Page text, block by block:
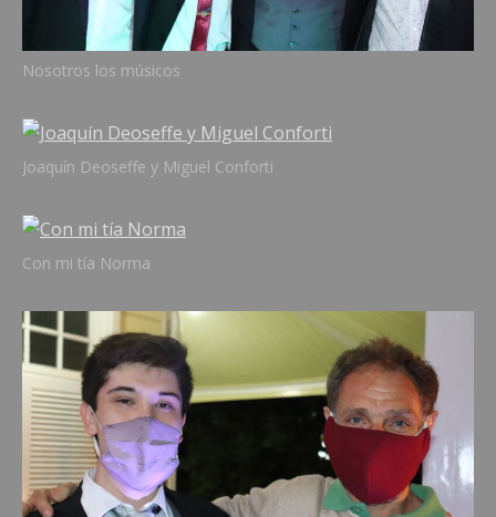
Nosotros los músicos
Joaquín Deoseffe y Miguel Conforti
Con mi tía Norma